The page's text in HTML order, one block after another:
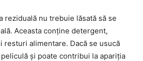
reziduală nu trebuie lăsată să se
Aceasta conține detergent,
resturi alimentare. Dacă se usucă
și poate contribui la apariția